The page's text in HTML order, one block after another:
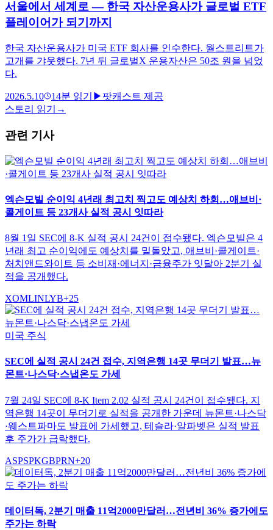
서울에서 세계로 — 한국 자산운용사가 글로벌 ETF
플레이어가 되기까지
한국 자산운용사가 미국 ETF 회사를 인수한다. 월스트리트가
고개를 갸웃했다. 7년 뒤 글로벌X 운용자산은 50조 원을 넘었
다.
2026.5.10 14분 읽기 ▶ 팟캐스트 제공
스토리 읽기 →
관련 기사
엑슨모빌 순이익 4년래 최고치 찍고도 예상치 하회…애브비·
콜게이트 등 23개사 실적 공시 잇따라
8월 1일 SEC에 8-K 실적 공시 24건이 접수됐다. 엑슨모빌은 4
년래 최고 순이익에도 예상치를 밑돌았고, 애브비·콜게이트·
처치앤드와이트 등 소비재·에너지·금융주가 잇달아 2분기 실
적을 공개했다.
XOMLINLYB+25
미국 주식
SEC에 실적 공시 24건 접수, 지역은행 14곳 무더기 발표…뉴
몬트·나스닥·스냅온도 가세
7월 24일 SEC에 8-K Item 2.02 실적 공시 24건이 접수됐다. 지
역은행 14곳이 무더기로 실적을 공개한 가운데 뉴몬트·나스닥
·웨스트파마도 발표에 가세했고, 테슬라·알파벳은 실적 발표
후 주가가 급락했다.
ASPSPKGBPRN+20
데이터독, 2분기 매출 11억2000만달러…전년비 36% 증가에도
주가는 하락